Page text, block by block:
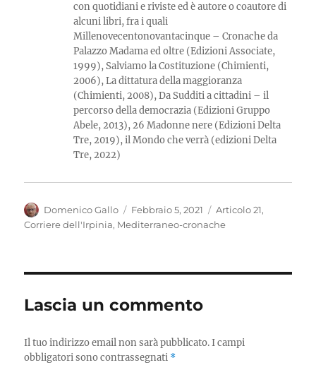
con quotidiani e riviste ed è autore o coautore di
alcuni libri, fra i quali
Millenovecentonovantacinque – Cronache da
Palazzo Madama ed oltre (Edizioni Associate,
1999), Salviamo la Costituzione (Chimienti,
2006), La dittatura della maggioranza
(Chimienti, 2008), Da Sudditi a cittadini – il
percorso della democrazia (Edizioni Gruppo
Abele, 2013), 26 Madonne nere (Edizioni Delta
Tre, 2019), il Mondo che verrà (edizioni Delta
Tre, 2022)
Autore
Domenico Gallo
Pubblicato
il
Febbraio 5, 2021 Categorie
Articolo 21,
Corriere dell'Irpinia, Mediterraneo-cronache
Lascia un commento
Il tuo indirizzo email non sarà pubblicato. I campi
obbligatori sono contrassegnati *